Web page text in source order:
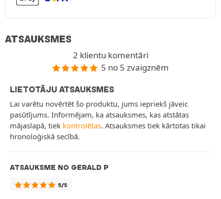
ATSAUKSMES
2 klientu komentāri
5 no 5 zvaigznēm
LIETOTĀJU ATSAUKSMES
Lai varētu novērtēt šo produktu, jums iepriekš jāveic
pasūtījums. Informējam, ka atsauksmes, kas atstātas
mājaslapā, tiek kontrolētas. Atsauksmes tiek kārtotas tikai
hronoloģiskā secībā.
ATSAUKSME NO GERALD P
5/5